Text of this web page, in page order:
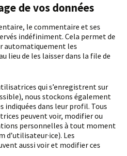
de vos données
indéfiniment. Cela permet de
automatiquement les
lieu de les laisser dans la file de
nous stockons également
indiquées dans leur profil. Tous
peuvent voir, modifier ou
personnelles à tout moment
d’utilisateur·ice). Les
aussi voir et modifier ces